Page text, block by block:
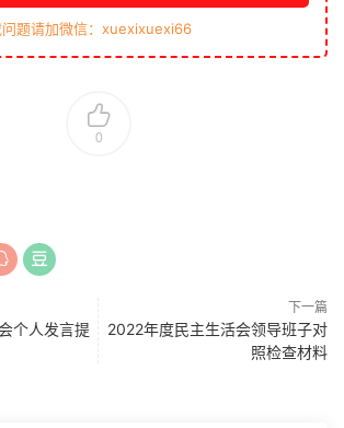
题请加微信：xuexixuexi66
0
个人发言提
下一篇
2022年度民主生活会领导班子对
照检查材料